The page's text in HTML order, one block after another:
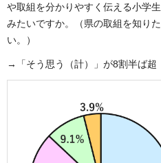
や取組を分かりやすく伝える小学
みたいですか。（県の取組を知り
い。）
→「そう思う（計）」が8割半ば超